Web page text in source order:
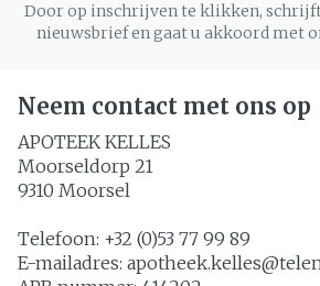
Door op inschrijven te klikken,
nieuwsbrief en gaat u akkoord met
Neem contact met ons op
APOTEEK KELLES
Moorseldorp 21
9310 Moorsel
Telefoon: +32 (0)53 77 99 89
E-mailadres: apotheek.kelles@